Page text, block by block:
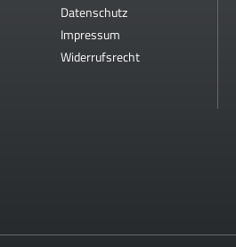
Datenschutz
Impressum
Widerrufsrecht